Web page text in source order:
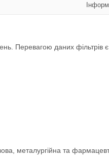
Перевагою даних фільтрів
металургійна та